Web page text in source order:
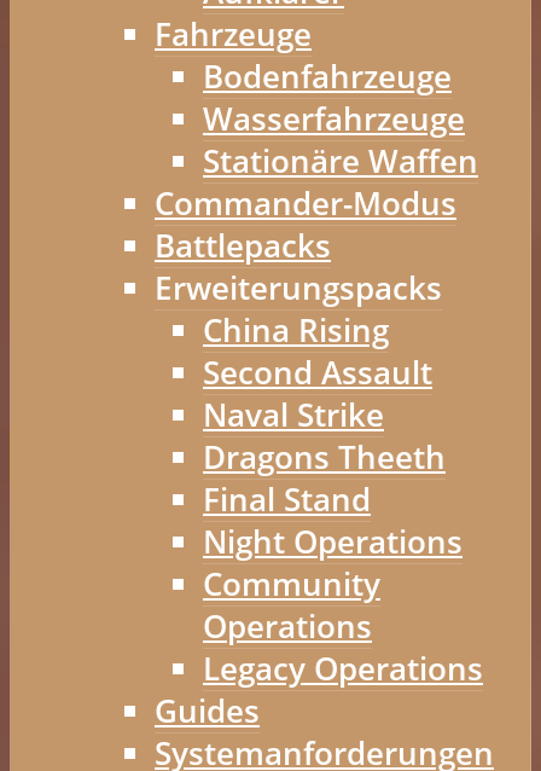
Fahrzeuge
Bodenfahrzeuge
Wasserfahrzeuge
Stationäre Waffen
Commander-Modus
Battlepacks
Erweiterungspacks
China Rising
Second Assault
Naval Strike
Dragons Theeth
Final Stand
Night Operations
Community
Operations
Legacy Operations
Guides
Systemanforderungen